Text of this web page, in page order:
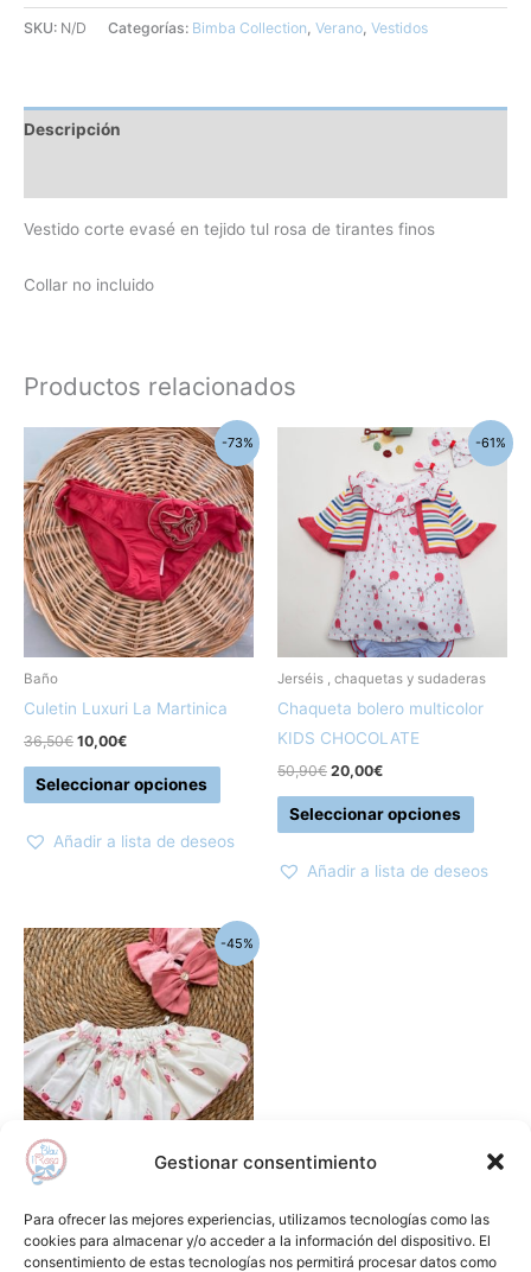
Gestionar consentimiento
Para ofrecer las mejores experiencias, utilizamos tecnologías como las
cookies para almacenar y/o acceder a la información del dispositivo. El
consentimiento de estas tecnologías nos permitirá procesar datos como
SKU: N/D Categorías: Bimba Collection Verano Vestidos
Descripción
Vestido corte evasé en tejido tul rosa de tirantes finos
Collar no incluido
Productos relacionados
-73%
Baño
Culetin Luxuri La Martinica
36,50€
El
precio
original
era:
36,50€.
10,00€
El
precio
actual
es:
10,00€.
Seleccionar opciones
Este
producto
tiene
múltiples
variantes.
Las
opciones
se
elegir
la
Añadir a lista de deseos
-61%
Jerséis , chaquetas y sudaderas
Chaqueta bolero multicolor
KIDS CHOCOLATE
50,90€
precio
original
era:
50,90€.
20,00€
El
precio
actual
es:
20,00€.
Seleccionar opciones
Este
pueden
elegir
página
Añadir a lista de deseos
-45%
Peleles, ranitas y cubrepañales
Braga helados MY BELLA
MOON
El
precio
original
era:
27,50€.
El
precio
actual
es:
15,00€.
Este
producto
tiene
múltiples
variantes.
Las
opciones
en
la